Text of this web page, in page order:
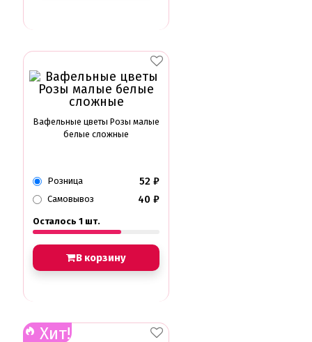
Вафельные цветы Розы малые
белые сложные
Розница 52 ₽
Самовывоз 40 ₽
Осталось 1 шт.
В корзину
Хит!